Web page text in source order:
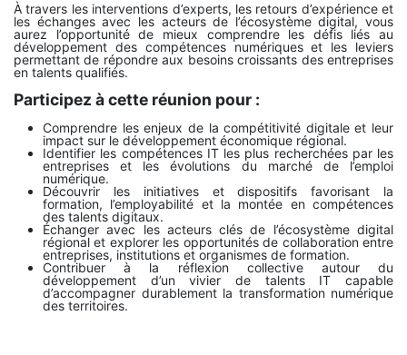
À travers les interventions d’experts, les retours d’expérience et
les échanges avec les acteurs de l’écosystème digital, vous
aurez l’opportunité de mieux comprendre les défis liés au
développement des compétences numériques et les leviers
permettant de répondre aux besoins croissants des entreprises
en talents qualifiés.
Participez à cette réunion pour :
Comprendre les enjeux de la compétitivité digitale et leur
impact sur le développement économique régional.
Identifier les compétences IT les plus recherchées par les
entreprises et les évolutions du marché de l’emploi
numérique.
Découvrir les initiatives et dispositifs favorisant la
formation, l’employabilité et la montée en compétences
des talents digitaux.
Échanger avec les acteurs clés de l’écosystème digital
régional et explorer les opportunités de collaboration entre
entreprises, institutions et organismes de formation.
Contribuer à la réflexion collective autour du
développement d’un vivier de talents IT capable
d’accompagner durablement la transformation numérique
des territoires.